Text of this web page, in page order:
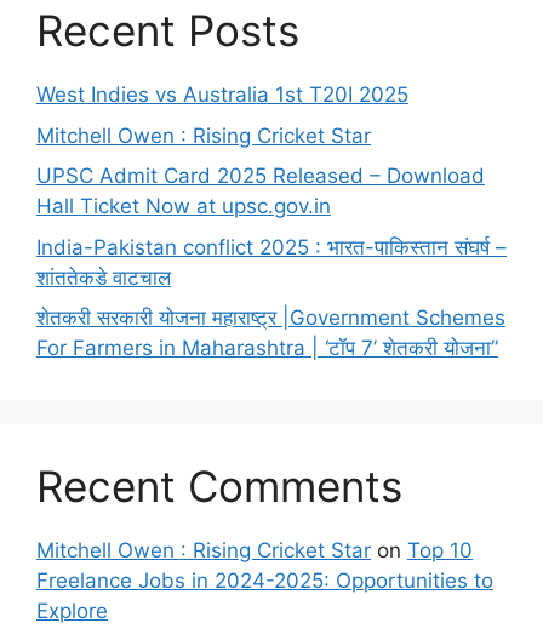
Recent Posts
West Indies vs Australia 1st T20I 2025
Mitchell Owen : Rising Cricket Star
UPSC Admit Card 2025 Released – Download
Hall Ticket Now at upsc.gov.in
India-Pakistan conflict 2025 : भारत-पाकिस्तान संघर्ष –
शांततेकडे वाटचाल
शेतकरी सरकारी योजना महाराष्ट्र |Government Schemes
For Farmers in Maharashtra | ‘टॉप 7’ शेतकरी योजना”
Recent Comments
Mitchell Owen : Rising Cricket Star on Top 10
Freelance Jobs in 2024-2025: Opportunities to
Explore